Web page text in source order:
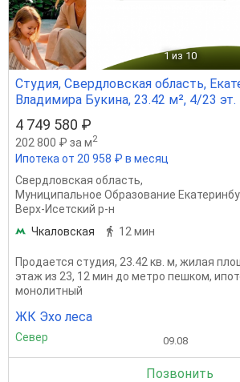
1 из 10
Студия, Свердловская область,
Владимира Букина, 23.42 м², 4/23 эт.
4 749 580 ₽
202 800 ₽ за м2
Ипотека от 20 958 ₽ в месяц
Свердловская область,
Муниципальное Образование
Верх-Исетский р-н
Чкаловская
12 мин
Продается студия, 23.42 кв. м, жилая
этаж из 23, 12 мин до метро пешком,
монолитный
ЖК Эхо леса
Север 09.08
Позвонить